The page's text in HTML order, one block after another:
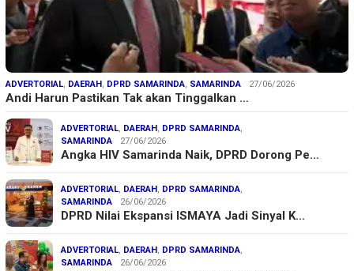
ADVERTORIAL, DAERAH , DPRD SAMARINDA, SAMARINDA 27/06/2026
Andi Harun Pastikan Tak akan Tinggalkan …
ADVERTORIAL, DAERAH , DPRD SAMARINDA,
SAMARINDA
27/06/2026
Angka HIV Samarinda Naik, DPRD Dorong Pe…
ADVERTORIAL, DAERAH , DPRD SAMARINDA,
SAMARINDA
26/06/2026
DPRD Nilai Ekspansi ISMAYA Jadi Sinyal K…
ADVERTORIAL, DAERAH , DPRD SAMARINDA,
SAMARINDA
26/06/2026